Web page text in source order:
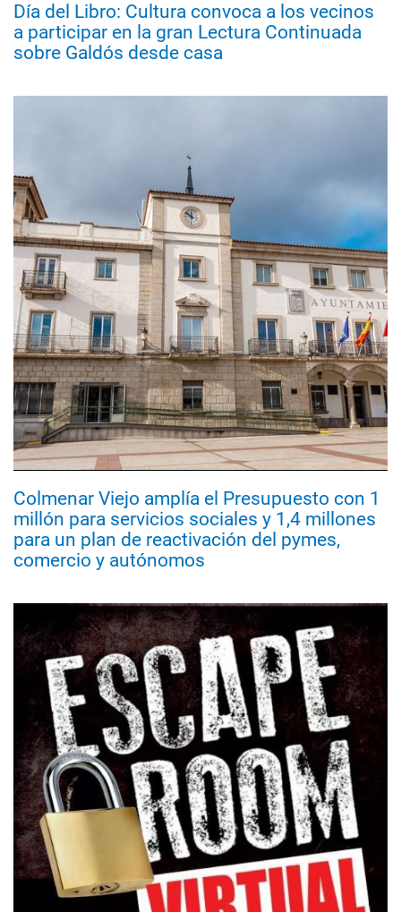
Día del Libro: Cultura convoca a los vecinos
a participar en la gran Lectura Continuada
sobre Galdós desde casa
Colmenar Viejo amplía el Presupuesto con 1
millón para servicios sociales y 1,4 millones
para un plan de reactivación del pymes,
comercio y autónomos